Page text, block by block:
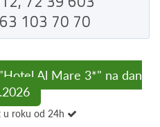
103 70 70
Al Mare 3*" na dan
u roku od 24h